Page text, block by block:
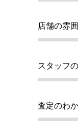
店舗の雰
スタッフ
査定のわ